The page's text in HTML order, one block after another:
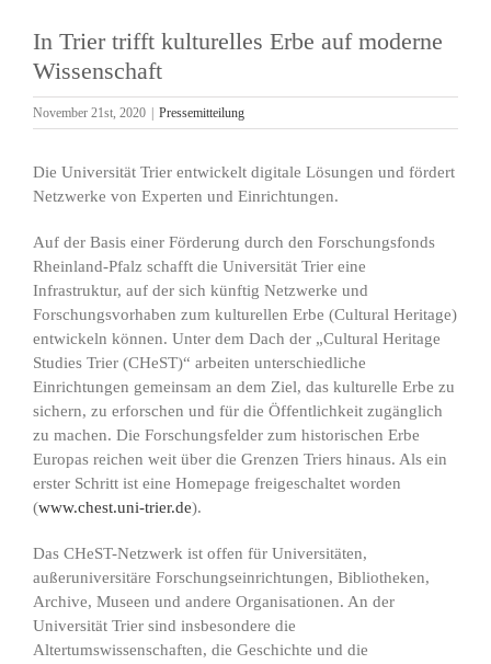
In Trier trifft kulturelles Erbe auf moderne
Wissenschaft
November 21st, 2020 Pressemitteilung
Die Universität Trier entwickelt digitale Lösungen und fördert
Netzwerke von Experten und Einrichtungen.
Auf der Basis einer Förderung durch den Forschungsfonds
Rheinland-Pfalz schafft die Universität Trier eine
Infrastruktur, auf der sich künftig Netzwerke und
Forschungsvorhaben zum kulturellen Erbe (Cultural Heritage)
entwickeln können. Unter dem Dach der „Cultural Heritage
Studies Trier (CHeST)“ arbeiten unterschiedliche
Einrichtungen gemeinsam an dem Ziel, das kulturelle Erbe zu
sichern, zu erforschen und für die Öffentlichkeit zugänglich
zu machen. Die Forschungsfelder zum historischen Erbe
Europas reichen weit über die Grenzen Triers hinaus. Als ein
erster Schritt ist eine Homepage freigeschaltet worden
(www.chest.uni-trier.de).
Das CHeST-Netzwerk ist offen für Universitäten,
außeruniversitäre Forschungseinrichtungen, Bibliotheken,
Archive, Museen und andere Organisationen. An der
Universität Trier sind insbesondere die
Altertumswissenschaften, die Geschichte und die